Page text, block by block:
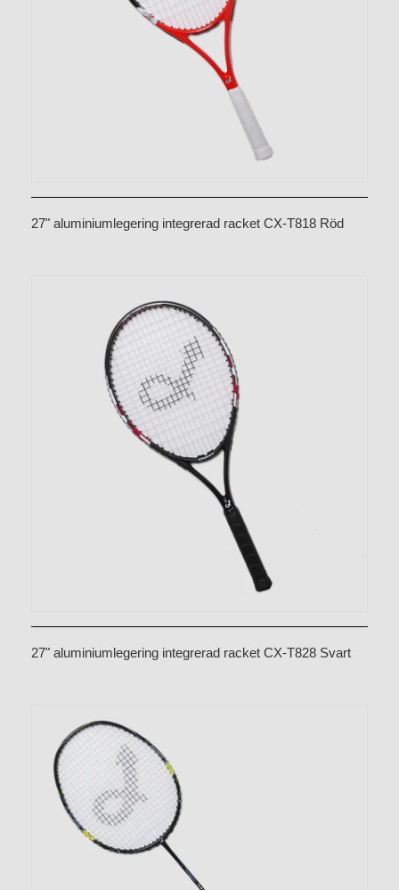
27" aluminiumlegering integrerad racket CX-T818 Röd
27" aluminiumlegering integrerad racket CX-T828 Svart